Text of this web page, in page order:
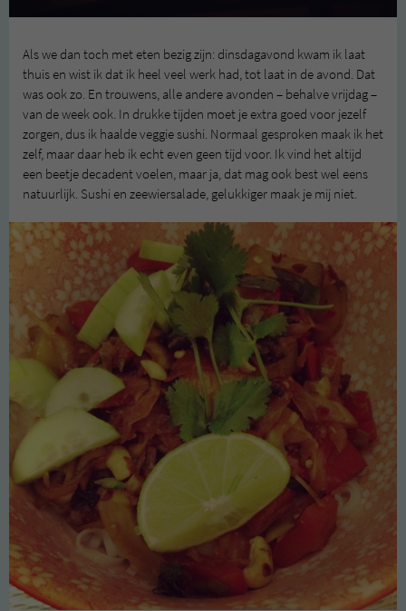
Als we dan toch met eten bezig zijn: dinsdagavond kwam ik laat
thuis en wist ik dat ik heel veel werk had, tot laat in de avond. Dat
was ook zo. En trouwens, alle andere avonden – behalve vrijdag –
van de week ook. In drukke tijden moet je extra goed voor jezelf
zorgen, dus ik haalde veggie sushi. Normaal gesproken maak ik het
zelf, maar daar heb ik echt even geen tijd voor. Ik vind het altijd
een beetje decadent voelen, maar ja, dat mag ook best wel eens
natuurlijk. Sushi en zeewiersalade, gelukkiger maak je mij niet.